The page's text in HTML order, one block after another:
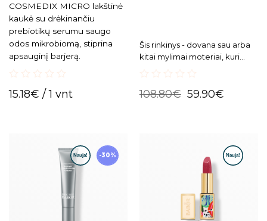
COSMEDIX MICRO lakštinė
kaukė su drėkinančiu
prebiotikų serumu saugo
odos mikrobiomą, stiprina
apsauginį barjerą.
out
15.18€ / 1 vnt
Šis rinkinys - dovana sau arba
kitai mylimai moteriai, kuri
out
108.80€ 59.90€
-30%